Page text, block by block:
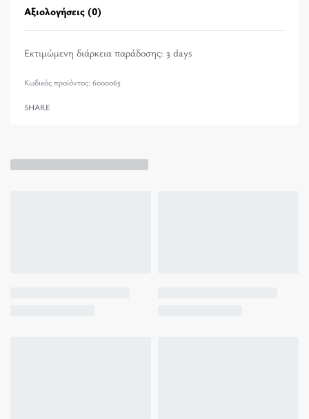
Αξιολογήσεις (0)
Εκτιμώμενη διάρκεια παράδοσης: 3 days
6000065
SHARE